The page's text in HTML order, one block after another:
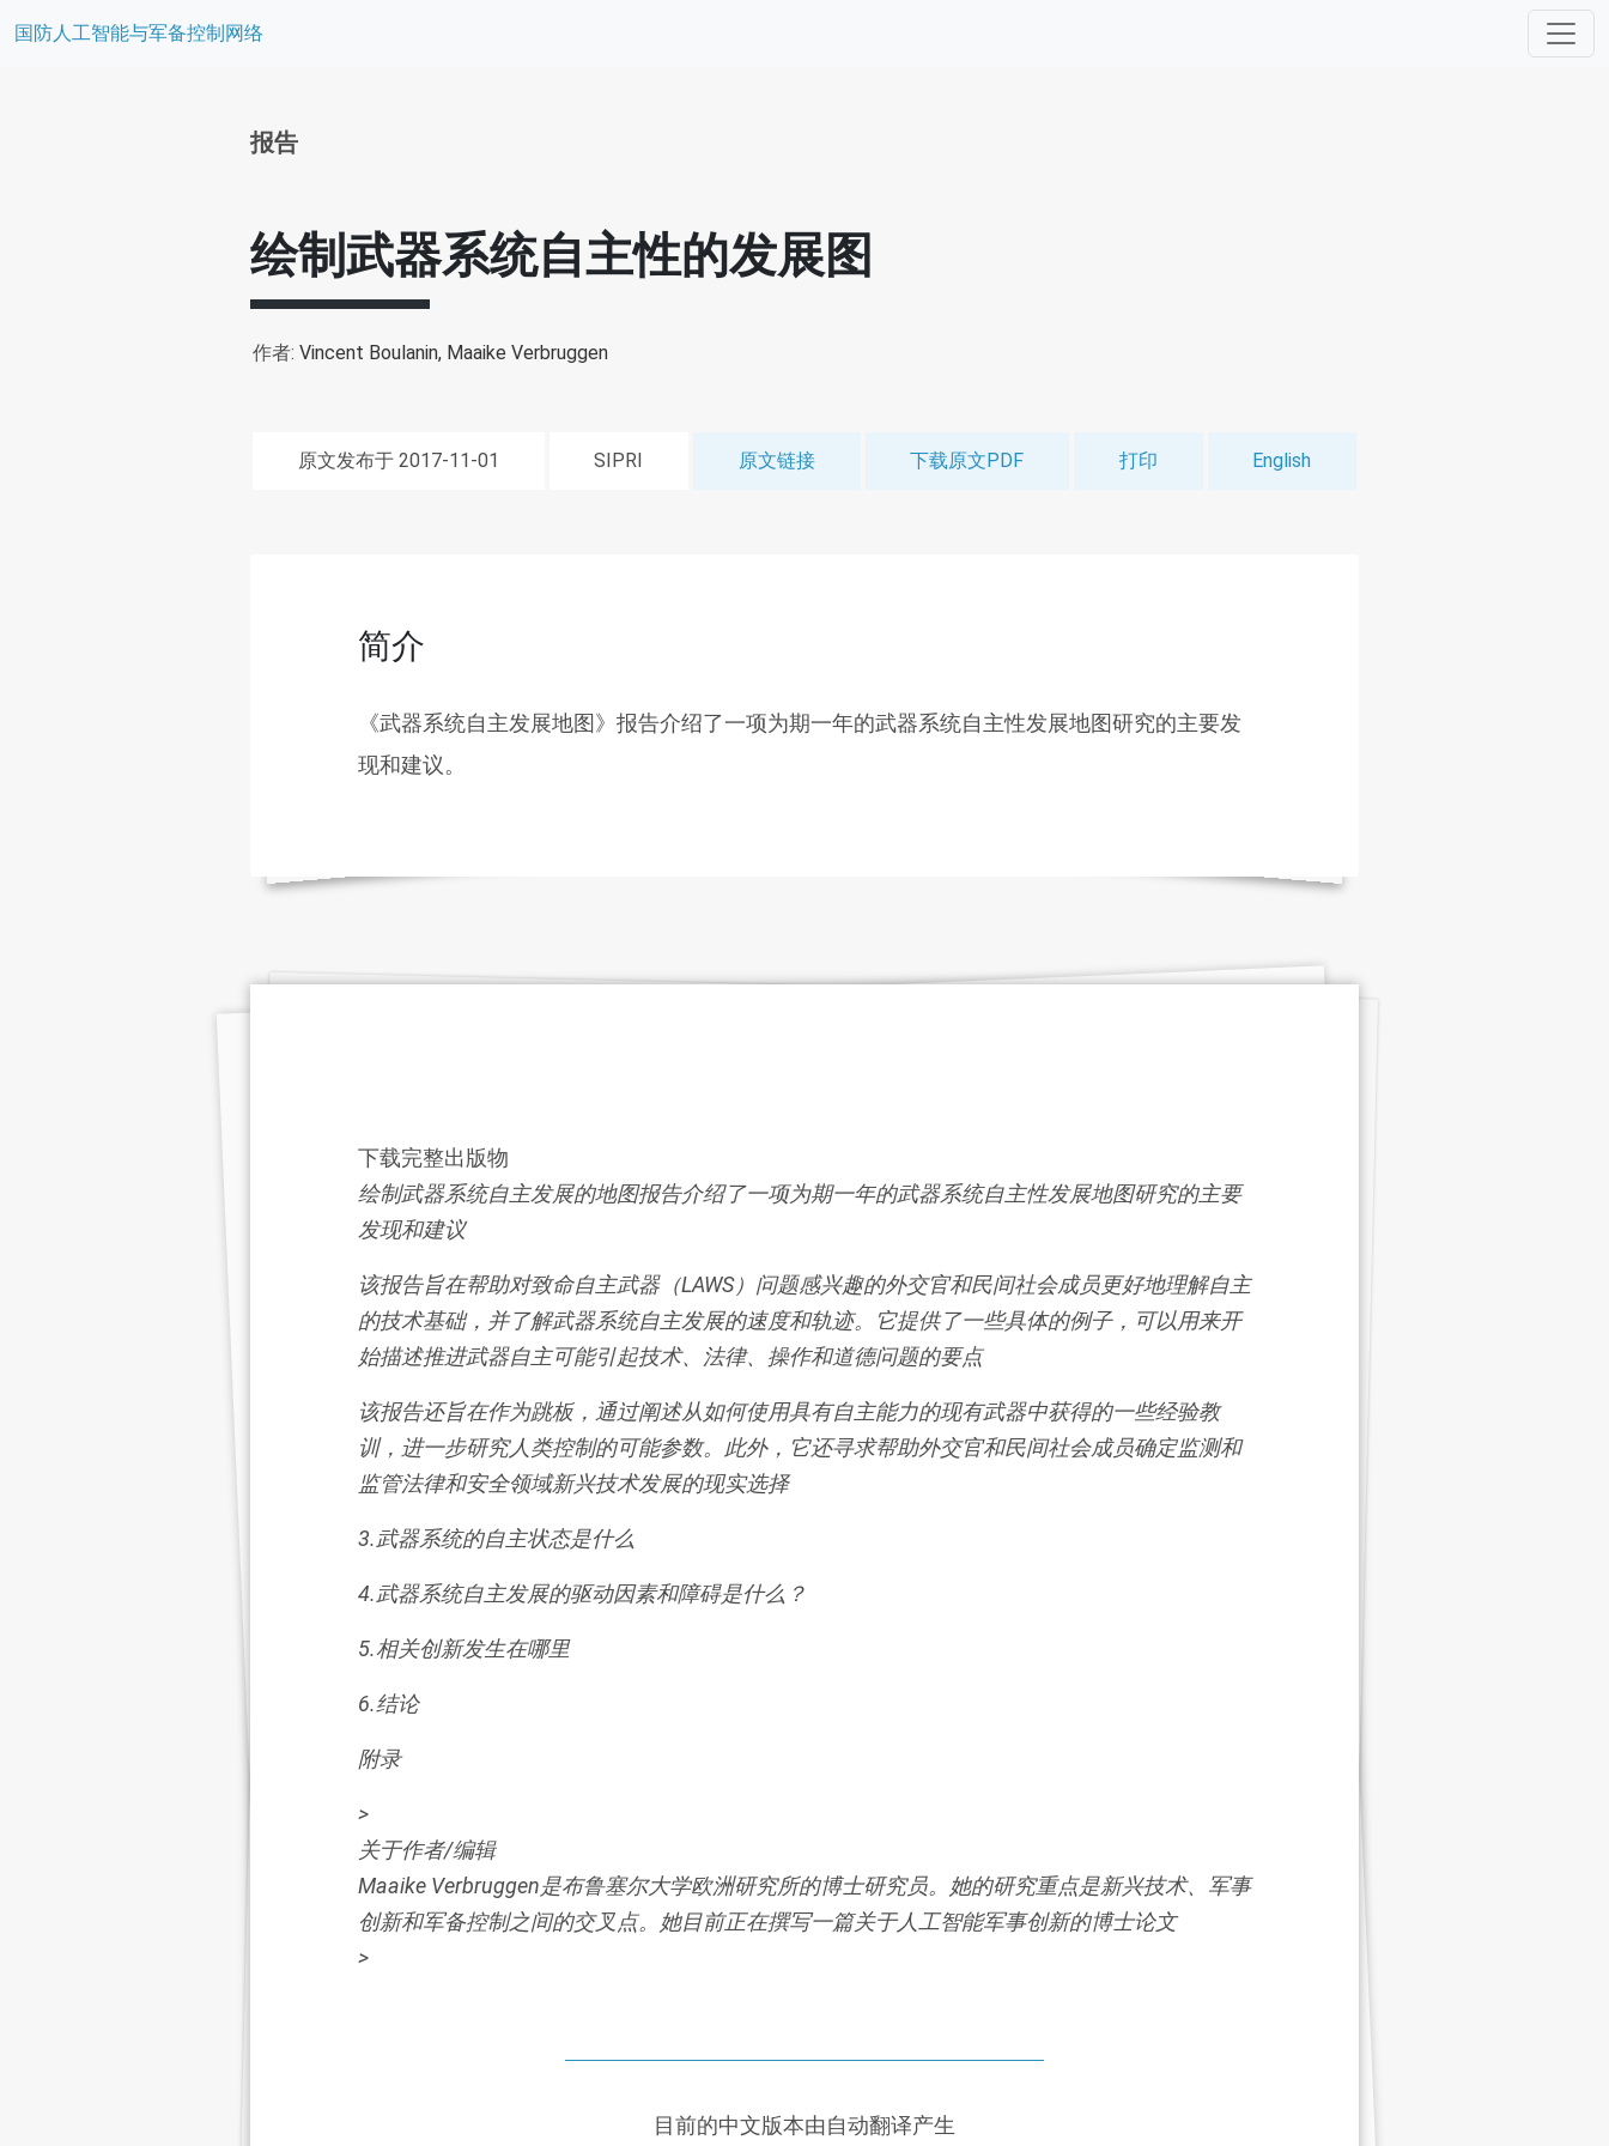
国防人工智能与军备控制网络
报告
绘制武器系统自主性的发展图
作者: Vincent Boulanin, Maaike Verbruggen
原文发布于 2017-11-01 SIPRI 原文链接 下载原文PDF 打印 English
简介
《武器系统自主发展地图》报告介绍了一项为期一年的武器系统自主性发展地图研究的主要发
现和建议。
下载完整出版物
绘制武器系统自主发展的地图报告介绍了一项为期一年的武器系统自主性发展地图研究的主要
发现和建议
该报告旨在帮助对致命自主武器（LAWS）问题感兴趣的外交官和民间社会成员更好地理解自主
的技术基础，并了解武器系统自主发展的速度和轨迹。它提供了一些具体的例子，可以用来开
始描述推进武器自主可能引起技术、法律、操作和道德问题的要点
该报告还旨在作为跳板，通过阐述从如何使用具有自主能力的现有武器中获得的一些经验教
训，进一步研究人类控制的可能参数。此外，它还寻求帮助外交官和民间社会成员确定监测和
监管法律和安全领域新兴技术发展的现实选择
3.武器系统的自主状态是什么
4.武器系统自主发展的驱动因素和障碍是什么？
5.相关创新发生在哪里
6.结论
附录
>
关于作者/编辑
Maaike Verbruggen是布鲁塞尔大学欧洲研究所的博士研究员。她的研究重点是新兴技术、军事
创新和军备控制之间的交叉点。她目前正在撰写一篇关于人工智能军事创新的博士论文
>
目前的中文版本由自动翻译产生